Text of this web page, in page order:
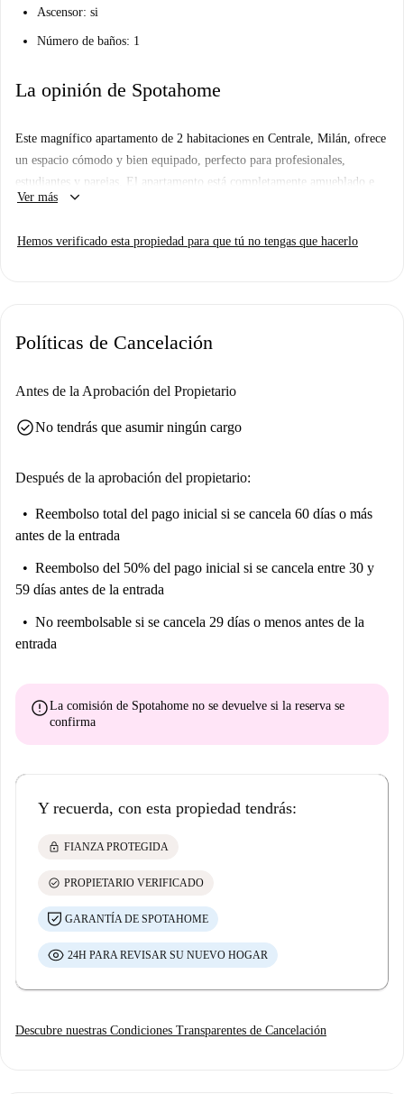
Ascensor: si
Número de baños: 1
La opinión de Spotahome
Este magnífico apartamento de 2 habitaciones en Centrale, Milán, ofrece
un espacio cómodo y bien equipado, perfecto para profesionales,
estudiantes y parejas. El apartamento está completamente amueblado e
incluye lavadora, lavavajillas, horno, TV y un balcón para relajarse al
cualquier género y edad. La verificación realizada por Spotahome
estudios académicos, y hay una gran variedad de restaurantes en las
Gasparotto. Para ir de compras, hay un supermercado ALDI a poca
vibrante vida urbana. No pierda la oportunidad de hacer de este
Ver más keyboard_arrow_down
Hemos verificado esta propiedad para que tú no tengas que hacerlo
Políticas de Cancelación
Antes de la Aprobación del Propietario
check_circleNo tendrás que asumir ningún cargo
Después de la aprobación del propietario:
Reembolso total del pago inicial si se cancela 60 días o más
antes de la entrada
Reembolso del 50% del pago inicial si se cancela entre 30 y
59 días antes de la entrada
No reembolsable si se cancela 29 días o menos antes de la
entrada
errorLa comisión de Spotahome no se devuelve si la reserva se
confirma
Y recuerda, con esta propiedad tendrás:
lock FIANZA PROTEGIDA
check_circle PROPIETARIO VERIFICADO
GARANTÍA DE SPOTAHOME
24H PARA REVISAR SU NUEVO HOGAR
Descubre nuestras Condiciones Transparentes de Cancelación